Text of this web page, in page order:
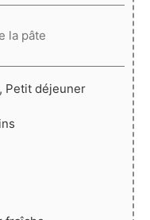
la pâte
Petit déjeuner